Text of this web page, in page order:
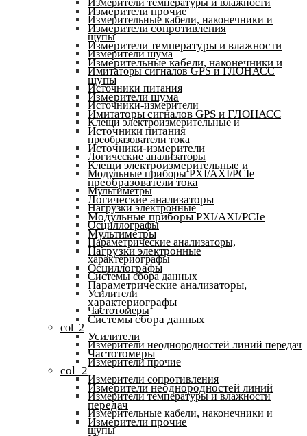
Измерители температуры и влажности
Измерительные кабели, наконечники и
щупы
Измерители шума
Имитаторы сигналов GPS и ГЛОНАСС
Источники питания
Источники-измерители
Клещи электроизмерительные и
преобразователи тока
Логические анализаторы
Модульные приборы PXI/AXI/PCIe
Мультиметры
Нагрузки электронные
Осциллографы
Параметрические анализаторы,
характериографы
Системы сбора данных
Усилители
Частотомеры
col_2
Измерители неоднородностей линий передач
Измерители прочие
Измерители сопротивления
Измерители температуры и влажности
Измерительные кабели, наконечники и
щупы
Измерители прочие
Измерители сопротивления
Измерители температуры и влажности
Измерительные кабели, наконечники и
щупы
Измерители шума
Имитаторы сигналов GPS и ГЛОНАСС
Источники питания
Источники-измерители
Клещи электроизмерительные и
преобразователи тока
Логические анализаторы
Модульные приборы PXI/AXI/PCIe
Мультиметры
Нагрузки электронные
Осциллографы
Параметрические анализаторы,
характериографы
Системы сбора данных
Усилители
Частотомеры
col_2
Измерители неоднородностей линий
передач
Измерители прочие